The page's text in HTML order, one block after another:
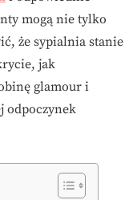
mogą nie tylko
że sypialnia stanie
jak
glamour i
odpoczynek